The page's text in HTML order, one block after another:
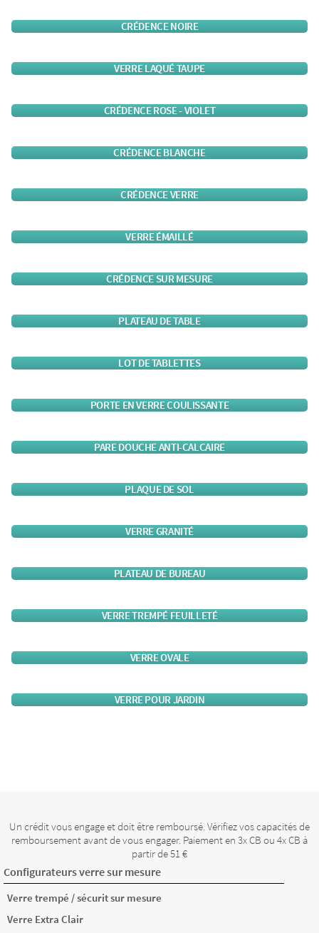
CRÉDENCE NOIRE
VERRE LAQUÉ TAUPE
CRÉDENCE ROSE - VIOLET
CRÉDENCE BLANCHE
CRÉDENCE VERRE
VERRE ÉMAILLÉ
CRÉDENCE SUR MESURE
PLATEAU DE TABLE
LOT DE TABLETTES
PORTE EN VERRE COULISSANTE
PARE DOUCHE ANTI-CALCAIRE
PLAQUE DE SOL
VERRE GRANITÉ
PLATEAU DE BUREAU
VERRE TREMPÉ FEUILLETÉ
VERRE OVALE
VERRE POUR JARDIN
Un crédit vous engage et doit être remboursé. Vérifiez vos capacités de
remboursement avant de vous engager. Paiement en 3x CB ou 4x CB à
partir de 51 €
Configurateurs verre sur mesure
Verre trempé / sécurit sur mesure
Verre Extra Clair